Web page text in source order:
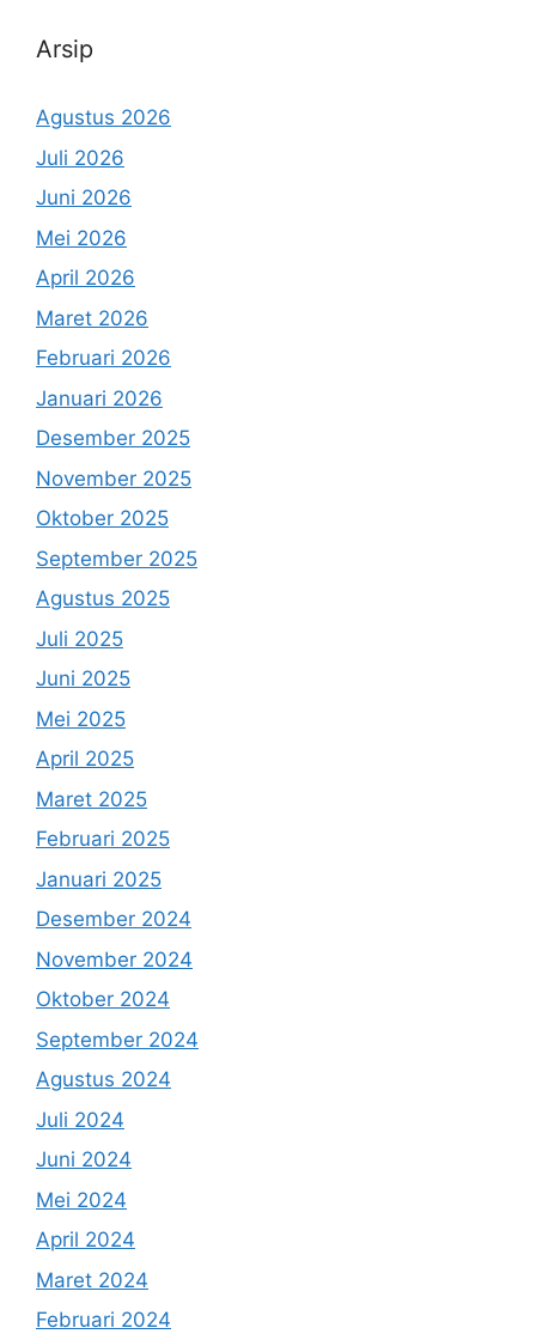
Arsip
Agustus 2026
Juli 2026
Juni 2026
Mei 2026
April 2026
Maret 2026
Februari 2026
Januari 2026
Desember 2025
November 2025
Oktober 2025
September 2025
Agustus 2025
Juli 2025
Juni 2025
Mei 2025
April 2025
Maret 2025
Februari 2025
Januari 2025
Desember 2024
November 2024
Oktober 2024
September 2024
Agustus 2024
Juli 2024
Juni 2024
Mei 2024
April 2024
Maret 2024
Februari 2024